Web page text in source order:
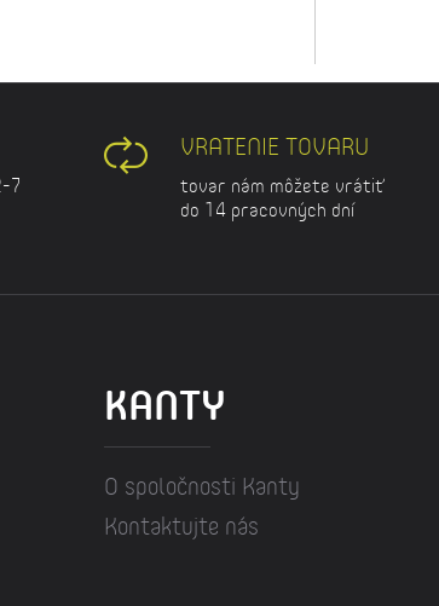
7
VRATENIE TOVARU
tovar nám môžete vrátiť
do 14 pracovných dní
KANTY
O spoločnosti Kanty
Kontaktujte nás